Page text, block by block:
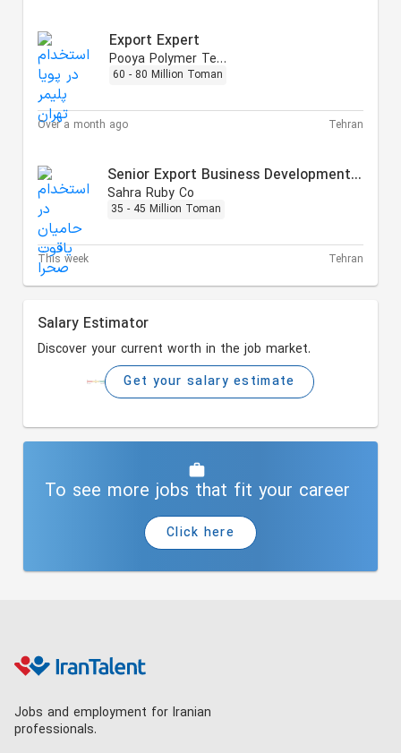
Export Expert
Pooya Polymer Tehran
60 - 80 Million Toman
Over a month ago Tehran
Senior Export Business Development Specialist
Sahra Ruby Co
35 - 45 Million Toman
This week Tehran
Salary Estimator
Discover your current worth in the job market.
Get your salary estimate
To see more jobs that fit your career
Click here
Jobs and employment for Iranian
professionals.